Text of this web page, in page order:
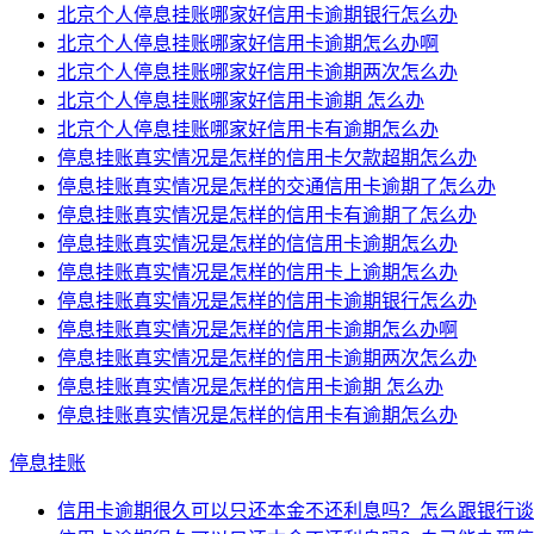
北京个人停息挂账哪家好信用卡逾期银行怎么办
北京个人停息挂账哪家好信用卡逾期怎么办啊
北京个人停息挂账哪家好信用卡逾期两次怎么办
北京个人停息挂账哪家好信用卡逾期 怎么办
北京个人停息挂账哪家好信用卡有逾期怎么办
停息挂账真实情况是怎样的信用卡欠款超期怎么办
停息挂账真实情况是怎样的交通信用卡逾期了怎么办
停息挂账真实情况是怎样的信用卡有逾期了怎么办
停息挂账真实情况是怎样的信信用卡逾期怎么办
停息挂账真实情况是怎样的信用卡上逾期怎么办
停息挂账真实情况是怎样的信用卡逾期银行怎么办
停息挂账真实情况是怎样的信用卡逾期怎么办啊
停息挂账真实情况是怎样的信用卡逾期两次怎么办
停息挂账真实情况是怎样的信用卡逾期 怎么办
停息挂账真实情况是怎样的信用卡有逾期怎么办
停息挂账
信用卡逾期很久可以只还本金不还利息吗？怎么跟银行谈